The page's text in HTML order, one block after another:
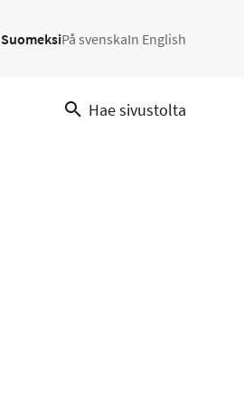
SuomeksiPå svenskaIn English
Hae sivustolta